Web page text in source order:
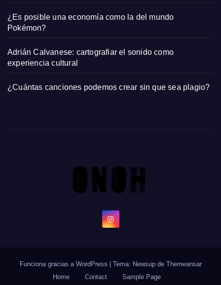
¿Es posible una economía como la del mundo
Pokémon?
Adrián Calvanese: cartografiar el sonido como
experiencia cultural
¿Cuántas canciones podemos crear sin que sea plagio?
Funciona gracias a WordPress | Tema: Newsup de Themeansar
Home
Contact Sample Page